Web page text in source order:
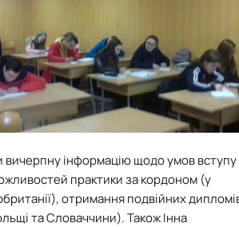
інформацію щодо умов вступу
практики за кордоном (у
отримання подвійних
та Словаччини). Також Інна